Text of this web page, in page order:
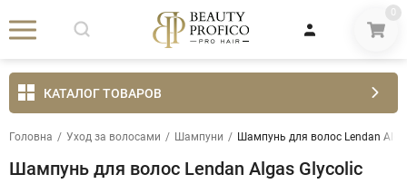
0
КАТАЛОГ ТОВАРОВ
Головна / Уход за волосами / Шампуни / Шампунь для волос Lendan
Шампунь для волос Lendan Algas Glycolic